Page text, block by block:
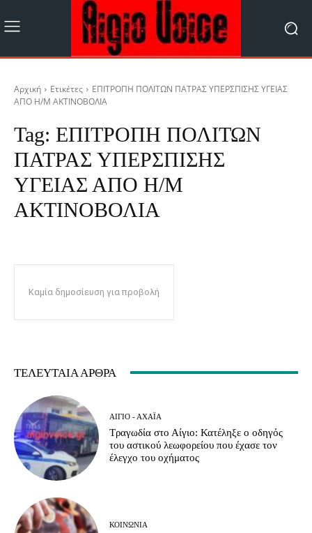
Αρχική Ετικέτες
ΕΠΙΤΡΟΠΗ ΠΟΛΙΤΩΝ ΠΑΤΡΑΣ ΥΠΕΡΣΠΙΣΗΣ ΥΓΕΙΑΣ
ΑΠΟ Η/Μ ΑΚΤΙΝΟΒΟΛΙΑ
Tag: ΕΠΙΤΡΟΠΗ ΠΟΛΙΤΩΝ
ΠΑΤΡΑΣ ΥΠΕΡΣΠΙΣΗΣ
ΥΓΕΙΑΣ ΑΠΟ Η/Μ
ΑΚΤΙΝΟΒΟΛΙΑ
Καμία δημοσίευση για προβολή
ΤΕΛΕΥΤΑΊΑ ΆΡΘΡΑ
ΑΊΓΙΟ - ΑΧΑΪ́Α
Τραγωδία στο Αίγιο: Κατέληξε ο οδηγός
του αστικού λεωφορείου που έχασε τον
έλεγχο του οχήματος
ΚΟΙΝΩΝΊΑ